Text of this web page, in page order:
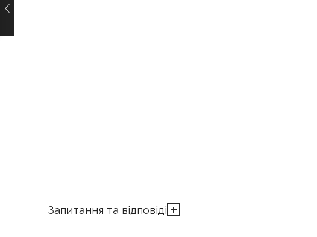
Запитання та відповіді